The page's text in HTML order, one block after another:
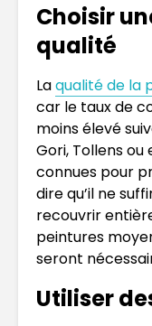
Choisir
qualité
Laqualité de la
car le taux de
moins élevé
Gori, Tollens
connues pour
dire qu’il ne
recouvrir
peintures
seront
Utiliser